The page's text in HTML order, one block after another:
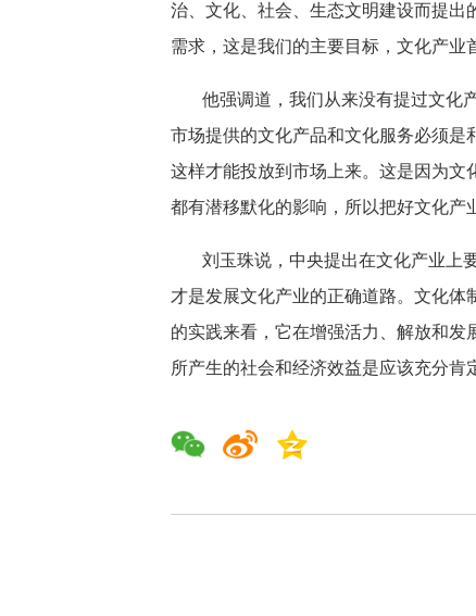
治、文化、社会、生态文明建设而提
需求，这是我们的主要目标，文化产业
他强调道，我们从来没有提过文化
市场提供的文化产品和文化服务必须是
这样才能投放到市场上来。这是因为
都有潜移默化的影响，所以把好文化产
刘玉珠说，中央提出在文化产业上
才是发展文化产业的正确道路。文化
的实践来看，它在增强活力、解放和
所产生的社会和经济效益是应该充分肯